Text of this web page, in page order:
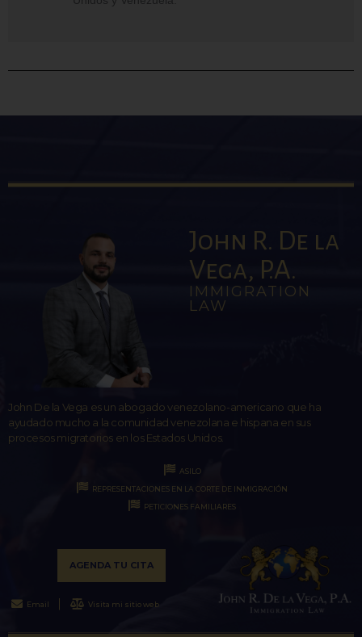
John R. De la
Vega, P.A.
IMMIGRATION
LAW
John De la Vega es un abogado venezolano-americano que ha
ayudado mucho a la comunidad venezolana e hispana en sus
procesos migratorios en los Estados Unidos.
ASILO
REPRESENTACIONES EN LA CORTE DE INMIGRACIÓN
PETICIONES FAMILIARES
AGENDA TU CITA
Email Visita mi sitio web